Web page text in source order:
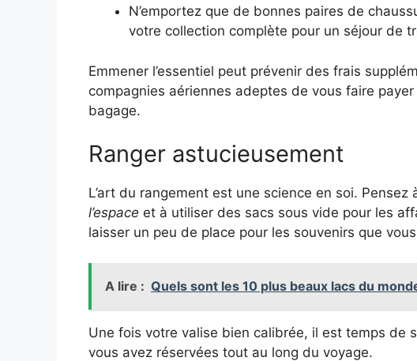
N’emportez que de bonnes paires de
votre collection complète pour un séjour de
Emmener l’essentiel peut prévenir des frais
compagnies aériennes adeptes de vous faire
bagage.
Ranger astucieusement
L’art du rangement est une science en soi.
l’espace et à utiliser des sacs sous vide pour les
laisser un peu de place pour les souvenirs que
A lire : Quels sont les 10 plus beaux lacs du
Une fois votre valise bien calibrée, il est temps de
vous avez réservées tout au long du voyage.